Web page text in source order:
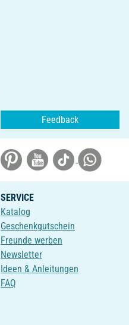
Feedback
SERVICE
Katalog
Geschenkgutschein
Freunde werben
Newsletter
Ideen & Anleitungen
FAQ